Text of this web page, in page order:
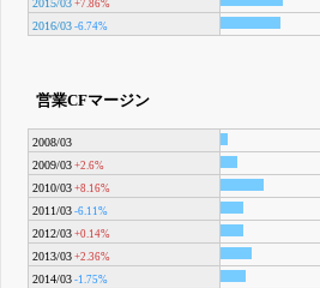
2015/03 +7.86%
2016/03 -6.74%
営業CFマージン
2008/03
2009/03 +2.6%
2010/03 +8.16%
2011/03 -6.11%
2012/03 +0.14%
2013/03 +2.36%
2014/03 -1.75%